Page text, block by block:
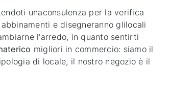
unaconsulenza per la verifica
e disegneranno glilocali
l'arredo, in quanto sentirti
migliori in commercio: siamo il
di locale, il nostro negozio è il